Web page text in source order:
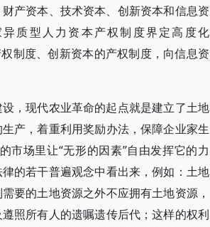
产资本、技术资本、创新资本和信息资
质型人力资本产权制度界定高度化
制度、创新资本的产权制度，向信息资
，现代农业革命的起点就是建立了土地
产，着重利用奖励办法，保障企业家生
市场里让“无形的因素”自由发挥它的力
的若干普遍观念中看出来，例如：土地
要的土地资源之外不应拥有土地资源，
照所有人的遗嘱遗传后代；这样的权利